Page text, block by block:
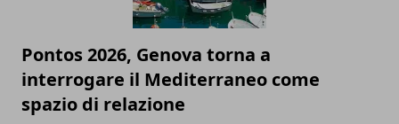
Pontos 2026, Genova torna a
interrogare il Mediterraneo come
spazio di relazione